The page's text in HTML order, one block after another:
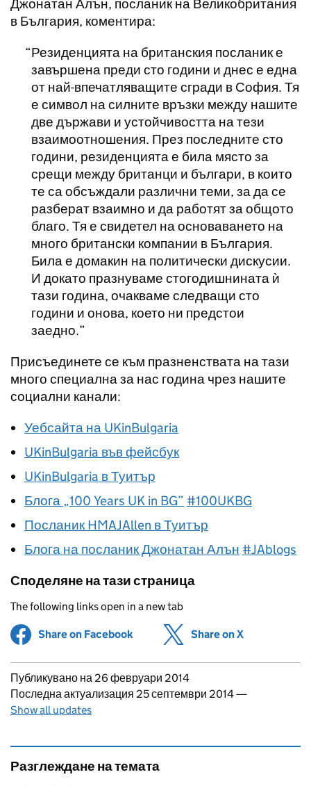
Джонатан Алън, посланик на Великобритания
в България, коментира:
Резиденцията на британския посланик е
завършена преди сто години и днес е една
от най-впечатляващите сгради в София. Тя
е символ на силните връзки между нашите
две държави и устойчивостта на тези
взаимоотношения. През последните сто
години, резиденцията е била място за
срещи между британци и българи, в които
те са обсъждали различни теми, за да се
разберат взаимно и да работят за общото
благо. Тя е свидетел на основаването на
много британски компании в България.
Била е домакин на политически дискусии.
И докато празнуваме стогодишнината ѝ
тази година, очакваме следващи сто
години и онова, което ни предстои
заедно.
Присъединете се към празненствата на тази
много специална за нас година чрез нашите
социални канали:
Уебсайта на UKinBulgaria
UKinBulgaria във фейсбук
UKinBulgaria в Туитър
Блога „100 Years UK in BG” #100UKBG
Посланик HMAJAllen в Туитър
Блога на посланик Джонатан Алън #JAblogs
Споделяне на тази страница
The following links open in a new tab
Share on Facebook (opens in new tab)
Share on X
Updates to this page
Публикувано на 26 февруари 2014
Последна актуализация 25 септември 2014—
Show all updates
Разглеждане на темата